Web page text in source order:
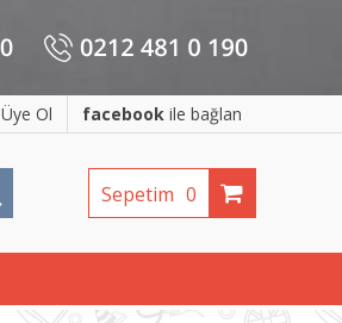
Üye Ol facebook ile bağlan
Sepetim 0